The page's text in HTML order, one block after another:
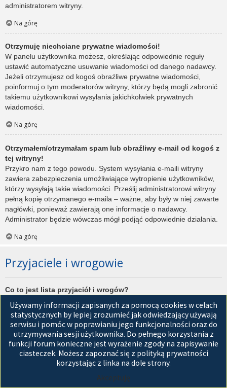
administratorem witryny.
Na górę
Otrzymuję niechciane prywatne wiadomości!
W panelu użytkownika możesz, określając odpowiednie reguły
ustawić automatyczne usuwanie wiadomości od danego nadawcy.
Jeżeli otrzymujesz od kogoś obraźliwe prywatne wiadomości,
poinformuj o tym moderatorów witryny, którzy będą mogli zabronić
takiemu użytkownikowi wysyłania jakichkolwiek prywatnych
wiadomości.
Na górę
Otrzymałem/otrzymałam spam lub obraźliwy e-mail od kogoś z
tej witryny!
Przykro nam z tego powodu. System wysyłania e-maili witryny
zawiera zabezpieczenia umożliwiające wytropienie użytkowników,
którzy wysyłają takie wiadomości. Prześlij administratorowi witryny
pełną kopię otrzymanego e-maila – ważne, aby były w niej zawarte
nagłówki, ponieważ zawierają one informacje o nadawcy.
Administrator będzie wówczas mógł podjąć odpowiednie działania.
Na górę
Przyjaciele i wrogowie
Co to jest lista przyjaciół i wrogów?
użytkowników witryny. Użytkownicy dodani do listy przyjaciół będą
wyświetleni na karciePrzyjacieleznajdującej się w panelu
zarządzania kontem. Z tego poziomu można szybko sprawdzić ich
status, a także wysłać prywatną wiadomość. Zależnie od
używanego stylu witryny, posty tych użytkowników mogą być
wyróżniane. Jeśli użytkownik zostanie dodany do listy wrogów,
Używamy informacji zapisanych za pomocą cookies w celach
statystycznych by lepiej zrozumieć jak odwiedzający używają
serwisu i pomóc w poprawianiu jego funkcjonalności oraz do
utrzymywania sesji użytkownika. Do pełnego korzystania z
funkcji forum konieczne jest wyrażenie zgody na zapisywanie
ciasteczek. Możesz zapoznać się z polityką prywatności
korzystając z linka na dole strony.
Akceptuję